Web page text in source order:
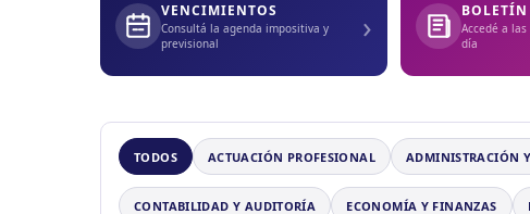
VENCIMIENTOS
Consultá la agenda impositiva y
previsional
›
Accedé a
día
TODOS ACTUACIÓN PROFESIONAL ADMINISTRACIÓN
CONTABILIDAD Y AUDITORÍA ECONOMÍA Y FINANZAS